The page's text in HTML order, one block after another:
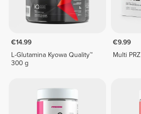
€14.99
L-Glutamina Kyowa Quality™
300 g
€9.99
Multi